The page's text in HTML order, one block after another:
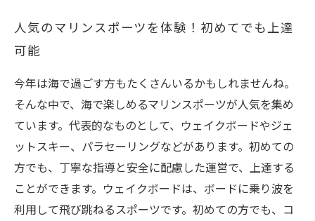
人気のマリンスポーツを体験！初めてでも上達
可能
今年は海で過ごす方もたくさんいるかもしれませんね。
そんな中で、海で楽しめるマリンスポーツが人気を集め
ています。代表的なものとして、ウェイクボードやジェ
ットスキー、パラセーリングなどがあります。初めての
方でも、丁寧な指導と安全に配慮した運営で、上達する
ことができます。ウェイクボードは、ボードに乗り波を
利用して飛び跳ねるスポーツです。初めての方でも、コ